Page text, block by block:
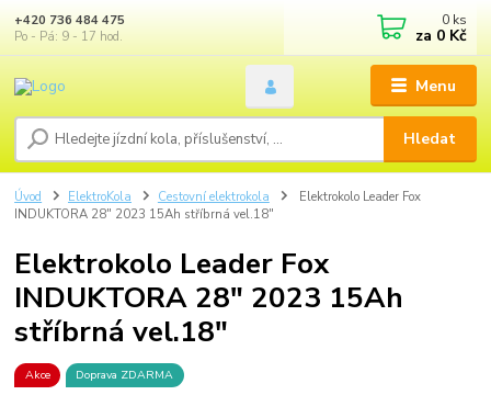
Menu
Hledat
+420 736 484 475
Po - Pá: 9 - 17 hod.
0 ks
za 0 Kč
Úvod ElektroKola Cestovní elektrokola
Elektrokolo Leader Fox
INDUKTORA 28" 2023 15Ah stříbrná vel.18"
Elektrokolo Leader Fox
INDUKTORA 28" 2023 15Ah
stříbrná vel.18"
Akce Doprava ZDARMA